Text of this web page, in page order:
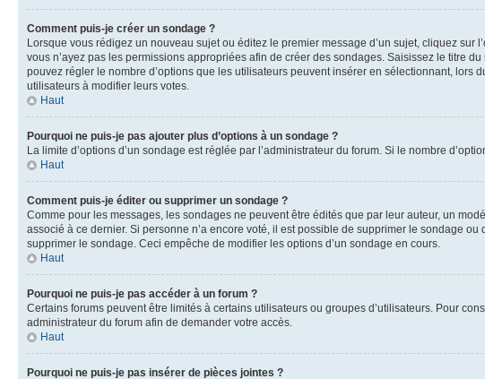
Comment puis-je créer un sondage ?
Lorsque vous rédigez un nouveau sujet ou éditez le premier message d’un sujet, cliquez
vous n’ayez pas les permissions appropriées afin de créer des sondages. Saisissez le titre
pouvez régler le nombre d’options que les utilisateurs peuvent insérer en sélectionnant,
utilisateurs à modifier leurs votes.
Haut
Pourquoi ne puis-je pas ajouter plus d’options à un sondage ?
La limite d’options d’un sondage est réglée par l’administrateur du forum. Si le nombre
Haut
Comment puis-je éditer ou supprimer un sondage ?
Comme pour les messages, les sondages ne peuvent être édités que par leur auteur, un
associé à ce dernier. Si personne n’a encore voté, il est possible de supprimer le sondage
supprimer le sondage. Ceci empêche de modifier les options d’un sondage en cours.
Haut
Pourquoi ne puis-je pas accéder à un forum ?
Certains forums peuvent être limités à certains utilisateurs ou groupes d’utilisateurs. Pour
administrateur du forum afin de demander votre accès.
Haut
Pourquoi ne puis-je pas insérer de pièces jointes ?